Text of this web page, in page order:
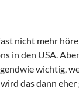
nicht mehr
in den USA.
wichtig,
das dann eher